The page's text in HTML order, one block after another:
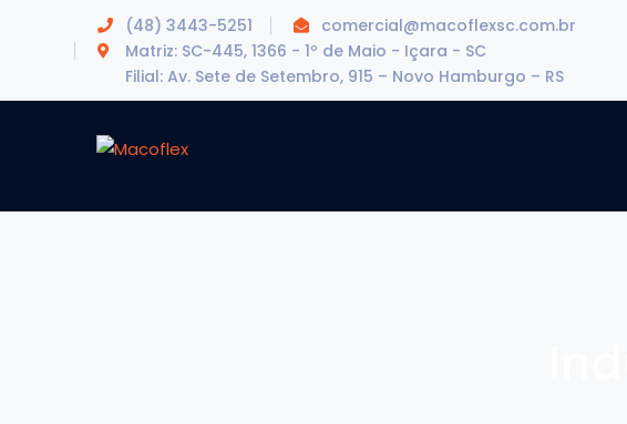
(48) 3443-5251
comercial@macoflexsc.com.br
Matriz: SC-445, 1366 - 1º de Maio - Içara - SC
Filial: Av. Sete de Setembro, 915 – Novo Hamburgo – RS